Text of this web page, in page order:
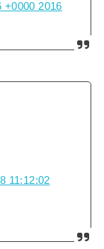
+0000 2016
11:12:02